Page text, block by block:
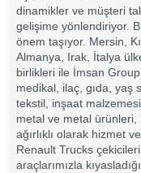
dinamikler ve müşteri
gelişime yönlendiriyor.
önem taşıyor. Mersin,
Almanya, Irak, İtalya
birlikleri ile İmsan
medikal, ilaç, gıda, yaş
tekstil, inşaat
metal ve metal ürünleri,
ağırlıklı olarak hizmet
Renault Trucks
araçlarımızla